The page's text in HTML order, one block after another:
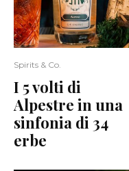
Spirits & Co.
I 5 volti di
Alpestre in una
sinfonia di 34
erbe